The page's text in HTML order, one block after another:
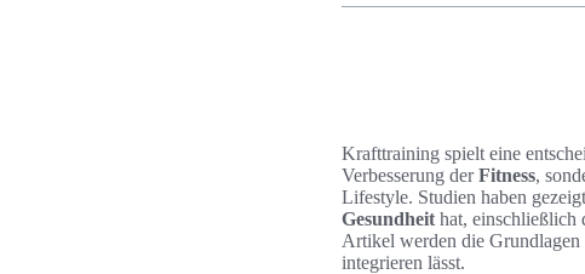
Krafttraining spielt eine
Verbesserung derFitness,
Lifestyle. Studien haben
Gesundheit hat, einschließlich
Artikel werden die Grundlagen
integrieren lässt.